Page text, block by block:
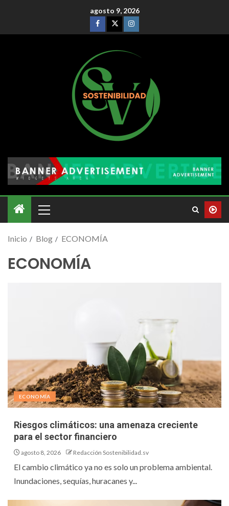
agosto 9, 2026
Inicio Blog ECONOMÍA
ECONOMÍA
ECONOMÍA
Riesgos climáticos: una amenaza creciente
para el sector financiero
agosto 8, 2026 Redacción Sostenibilidad.sv
El cambio climático ya no es solo un problema ambiental.
Inundaciones, sequías, huracanes y...